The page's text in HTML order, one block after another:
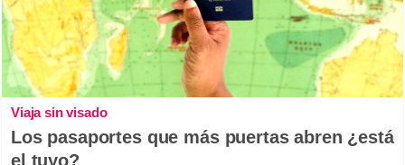
Viaja sin visado
Los pasaportes que más puertas abren ¿está
el tuyo?